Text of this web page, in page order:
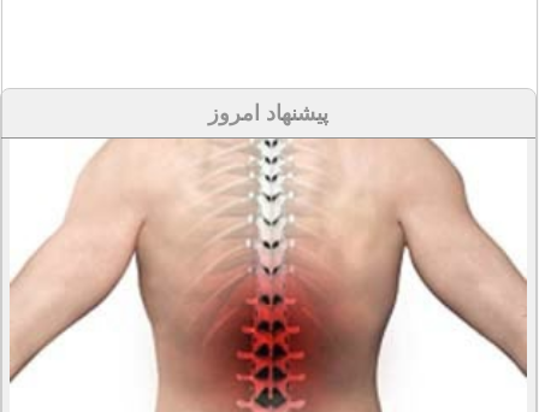
پیشنهاد امروز